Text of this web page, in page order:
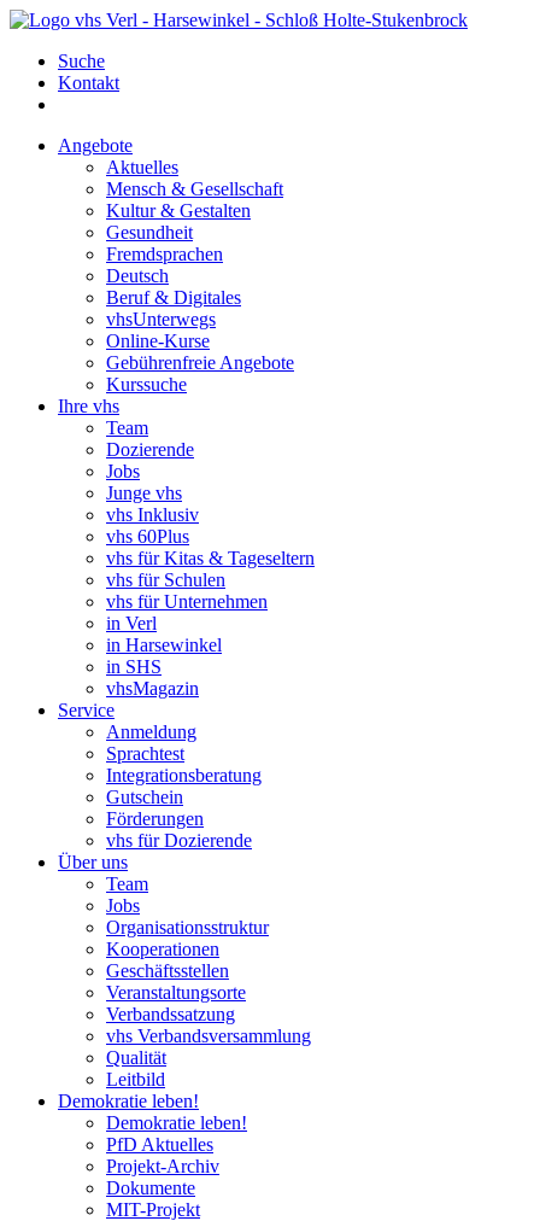
Suche
Kontakt
Angebote
Aktuelles
Mensch & Gesellschaft
Kultur & Gestalten
Gesundheit
Fremdsprachen
Deutsch
Beruf & Digitales
vhsUnterwegs
Online-Kurse
Gebührenfreie Angebote
Kurssuche
Ihre vhs
Team
Dozierende
Jobs
Junge vhs
vhs Inklusiv
vhs 60Plus
vhs für Kitas & Tageseltern
vhs für Schulen
vhs für Unternehmen
in Verl
in Harsewinkel
in SHS
vhsMagazin
Service
Anmeldung
Sprachtest
Integrationsberatung
Gutschein
Förderungen
vhs für Dozierende
Über uns
Team
Jobs
Organisationsstruktur
Kooperationen
Geschäftsstellen
Veranstaltungsorte
Verbandssatzung
vhs Verbandsversammlung
Qualität
Leitbild
Demokratie leben!
Demokratie leben!
PfD Aktuelles
Projekt-Archiv
Dokumente
MIT-Projekt